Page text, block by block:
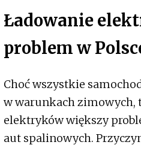
Ładowanie
problem w
Choć wszystkie
w warunkach zimowych,
elektryków większy
aut spalinowych.